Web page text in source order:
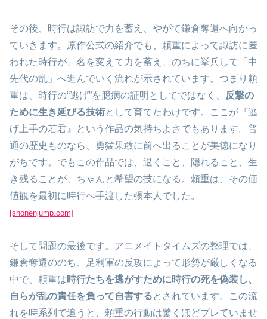
その後、時行は諏訪で力を蓄え、やがて鎌倉奪還へ向かっ
ていきます。原作公式の紹介でも、頼重によって諏訪に匿
われた時行が、名を変えて力を蓄え、のちに挙兵して「中
先代の乱」へ進んでいく流れが示されています。つまり頼
重は、時行の“逃げ”を臆病の証明としてではなく、
反撃の
ために生き延びる技術として育てたわけです。ここが『逃
げ上手の若君』という作品の気持ちよさでもあります。普
通の歴史ものなら、勇猛果敢に前へ出ることが美徳になり
がちです。でもこの作品では、退くこと、隠れること、生
き残ることが、ちゃんと希望の技になる。頼重は、その価
値観を最初に時行へ手渡した張本人でした。
[shonenjump.com]
そして問題の最後です。アニメイトタイムズの整理では、
鎌倉奪還ののち、足利軍の反攻によって形勢が厳しくなる
中で、頼重は時行たちを逃がすために時行の死を偽装し、
自らが乱の責任を負って自害する とされています。この流
れを時系列で追うと、頼重の行動は驚くほどブレていませ